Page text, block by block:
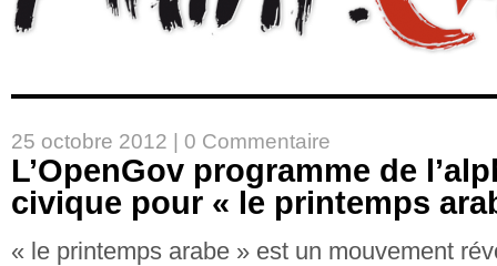
25 octobre 2012 | 0 Commentaire
L’OpenGov programme de
civique pour « le printemps
« le printemps arabe » est un mouvement